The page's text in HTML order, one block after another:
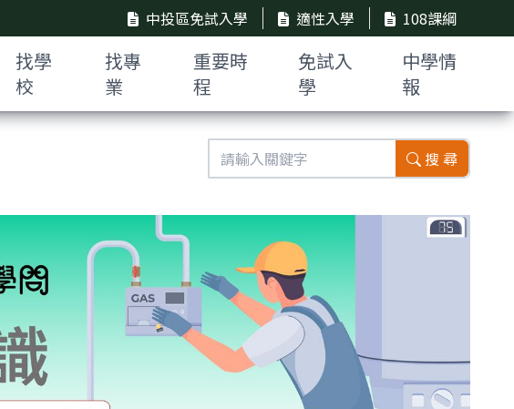
中投區免試入學 適性入學 108課綱
找學
校
找專
業
重要時
程
免試入
學
中學情
報
搜 尋